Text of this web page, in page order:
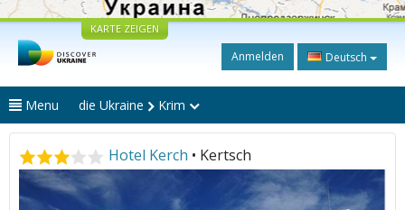
KARTE ZEIGEN
Anmelden Deutsch
Menu die Ukraine Krim
Hotel Kerch • Kertsch